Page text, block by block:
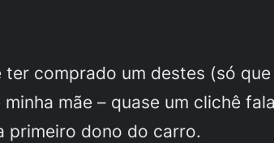
comprado um destes (só
mãe – quase um clichê
primeiro dono do carro.